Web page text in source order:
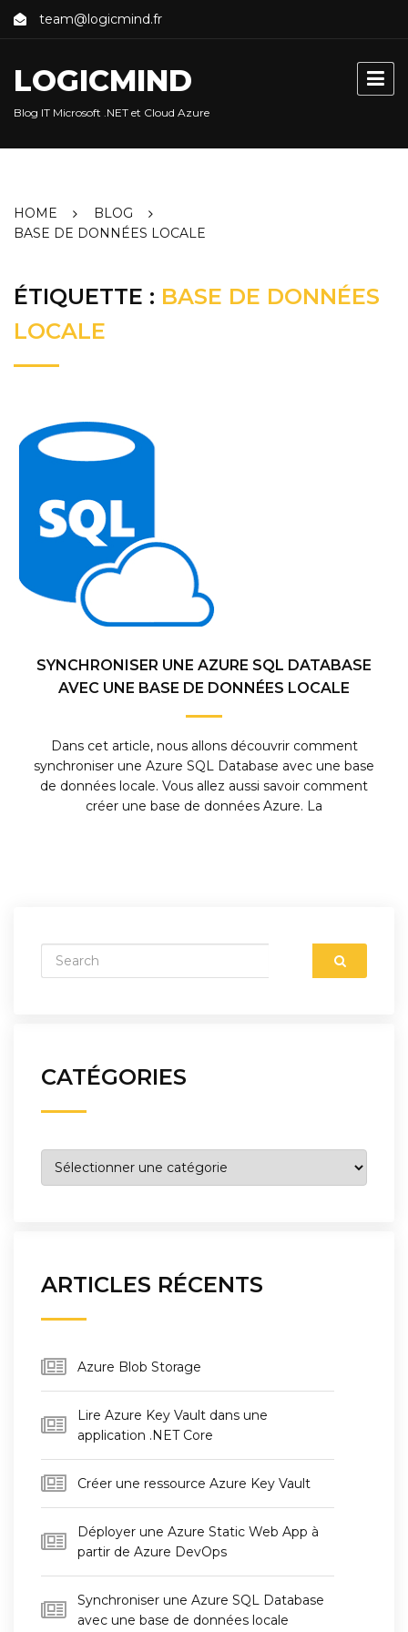
Skip
team@logicmind.fr
LOGICMIND
Blog IT Microsoft .NET et Cloud Azure
HOME
BLOG
BASE DE DONNÉES LOCALE
ÉTIQUETTE : BASE DE DONNÉES
LOCALE
SYNCHRONISER UNE AZURE SQL DATABASE
AVEC UNE BASE DE DONNÉES LOCALE
Dans cet article, nous allons découvrir comment
synchroniser une Azure SQL Database avec une base
de données locale. Vous allez aussi savoir comment
créer une base de données Azure. La
CATÉGORIES
Catégories
ARTICLES RÉCENTS
Azure Blob Storage
Lire Azure Key Vault dans une
application .NET Core
Créer une ressource Azure Key Vault
Déployer une Azure Static Web App à
partir de Azure DevOps
Synchroniser une Azure SQL Database
avec une base de données locale